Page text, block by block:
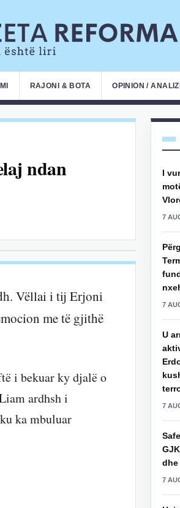
RAJONI & BOTA OPINION /
ndan
Vëllai i tij Erjoni
me të gjithë
i bekuar ky djalë o
ardhsh i
ka mbuluar
I
7
7
U
7
7